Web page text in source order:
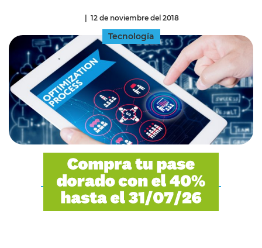
| 12 de noviembre del 2018
Tecnología